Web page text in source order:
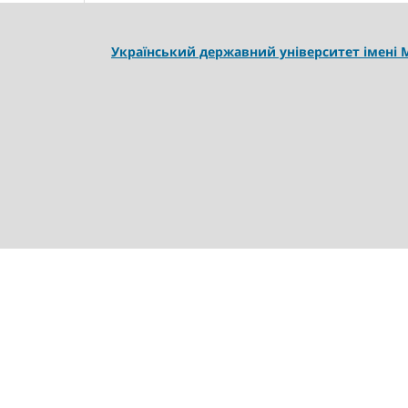
Український державний університет